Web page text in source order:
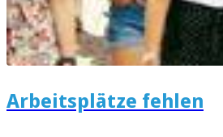
Arbeitsplätze fehlen